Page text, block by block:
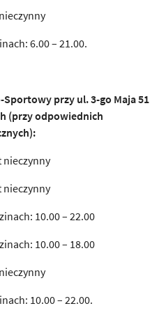
6.00 – 21.00.
przy ul. 3-go Maja 51
(przy odpowiednich
nieczynny
nieczynny
10.00 – 22.00
10.00 – 18.00
10.00 – 22.00.